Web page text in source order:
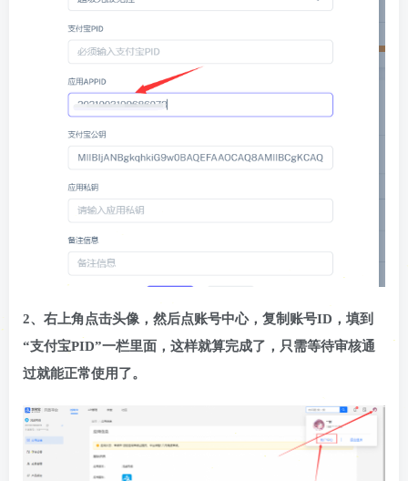
2、右上角点击头像，然后点账号中心，复制账号ID，填到
“支付宝PID”一栏里面，这样就算完成了，只需等待审核通
过就能正常使用了。